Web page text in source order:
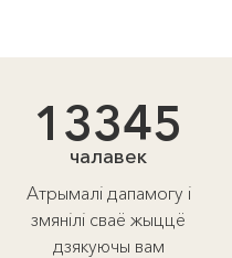
13345
чалавек
Атрымалі дапамогу і
змянілі сваё жыццё
дзякуючы вам